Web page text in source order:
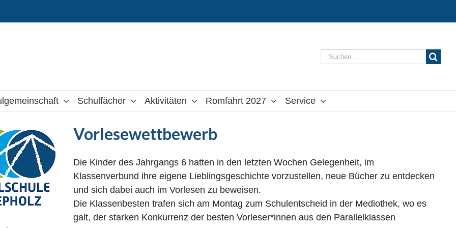
Suche
Schulfächer Aktivitäten Romfahrt 2027 Service
Vorlesewettbewerb
Die Kinder des Jahrgangs 6 hatten in den letzten Wochen Gelegenheit, im
Klassenverbund ihre eigene Lieblingsgeschichte vorzustellen, neue Bücher zu entdecken
und sich dabei auch im Vorlesen zu beweisen.
Die Klassenbesten trafen sich am Montag zum Schulentscheid in der Mediothek, wo es
galt, der starken Konkurrenz der besten Vorleser*innen aus den Parallelklassen